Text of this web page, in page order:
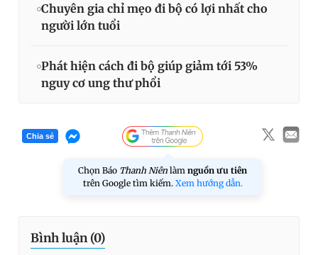
Chuyên gia chỉ mẹo đi bộ có lợi nhất cho
người lớn tuổi
Phát hiện cách đi bộ giúp giảm tới 53%
nguy cơ ung thư phổi
Chia sẻ
Chọn Báo Thanh Niên làm nguồn ưu tiên
trên Google tìm kiếm. Xem hướng dẫn.
Bình luận (0)